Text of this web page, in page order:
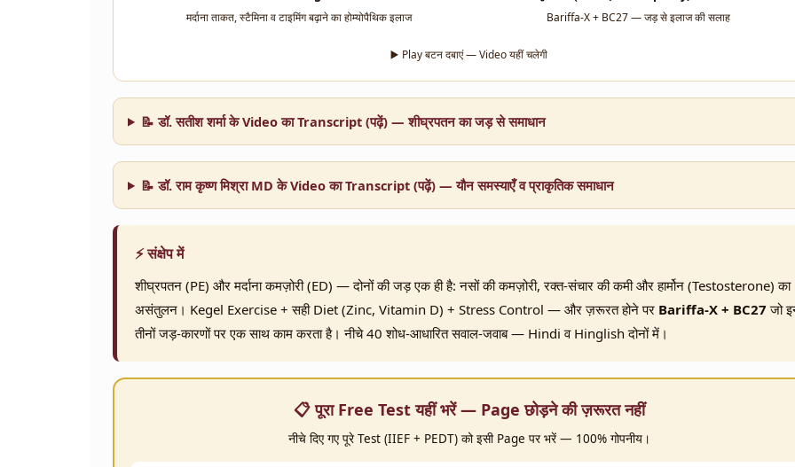
मर्दाना ताकत, स्टैमिना व टाइमिंग बढ़ाने का होम्योपैथिक इलाज Bariffa-X + BC27 — जड़ से इलाज की सलाह
▶️ Play बटन दबाएं — Video यहीं चलेगी
📝 डॉ. सतीश शर्मा के Video का Transcript (पढ़ें) — शीघ्रपतन का जड़ से समाधान
📝 डॉ. राम कृष्ण मिश्रा MD के Video का Transcript (पढ़ें) — यौन समस्याएँ व प्राकृतिक समाधान
⚡ संक्षेप में
शीघ्रपतन (PE) और मर्दाना कमज़ोरी (ED) — दोनों की जड़ एक ही है: नसों की कमज़ोरी, रक्त-संचार की कमी और हार्मोन (Testosterone) का
असंतुलन। Kegel Exercise + सही Diet (Zinc, Vitamin D) + Stress Control — और ज़रूरत होने पर Bariffa-X + BC27 जो
तीनों जड़-कारणों पर एक साथ काम करता है। नीचे 40 शोध-आधारित सवाल-जवाब — Hindi व Hinglish दोनों में।
📋 पूरा Free Test यहीं भरें — Page छोड़ने की ज़रूरत नहीं
नीचे दिए गए पूरे Test (IIEF + PEDT) को इसी Page पर भरें — 100% गोपनीय।